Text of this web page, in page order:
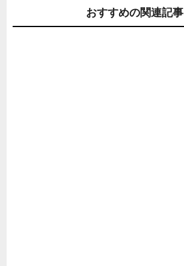
おすすめの関連記事